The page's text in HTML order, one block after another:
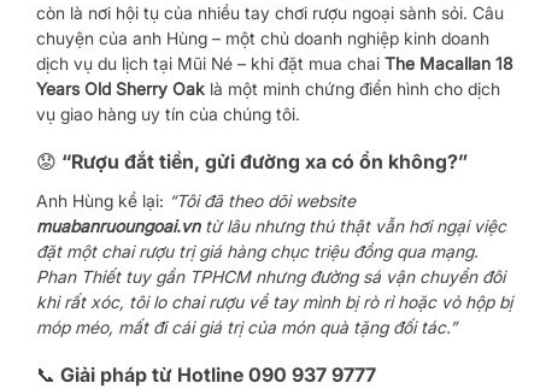
còn là nơi hội tụ của nhiều tay chơi rượu ngoại sành sỏi. Câu
chuyện của anh Hùng – một chủ doanh nghiệp kinh doanh
dịch vụ du lịch tại Mũi Né – khi đặt mua chai The Macallan 18
Years Old Sherry Oak là một minh chứng điển hình cho dịch
vụ giao hàng uy tín của chúng tôi.
😟 “Rượu đắt tiền, gửi đường xa có ổn không?”
Anh Hùng kể lại: “Tôi đã theo dõi website
muabanruoungoai.vntừ lâu nhưng thú thật vẫn hơi ngại việc
đặt một chai rượu trị giá hàng chục triệu đồng qua mạng.
Phan Thiết tuy gần TPHCM nhưng đường sá vận chuyển đôi
khi rất xóc, tôi lo chai rượu về tay mình bị rò rỉ hoặc vỏ hộp bị
móp méo, mất đi cái giá trị của món quà tặng đối tác.”
📞 Giải pháp từ Hotline 090 937 9777